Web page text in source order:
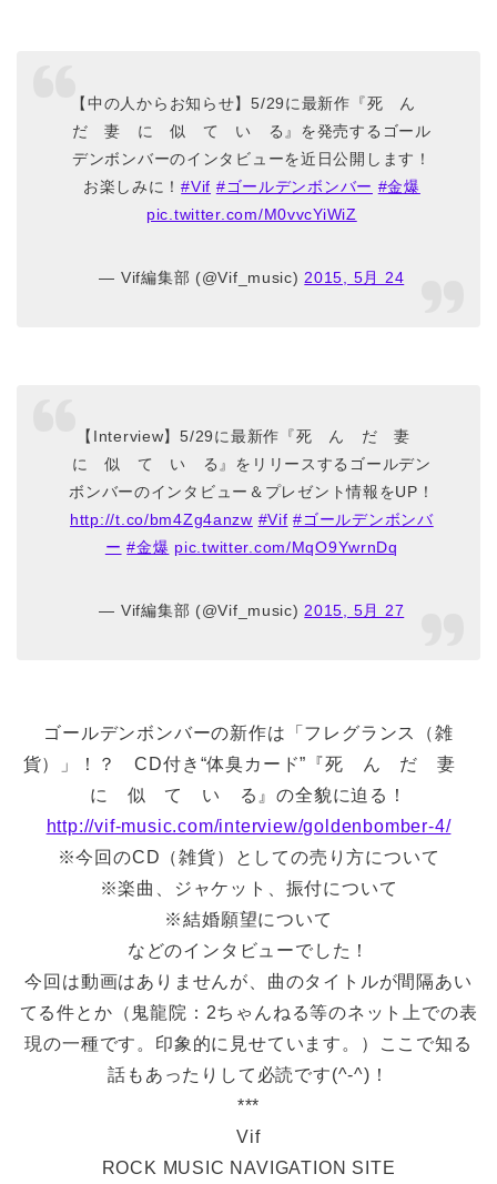
【中の人からお知らせ】5/29に最新作『死 ん
だ 妻 に 似 て い る』を発売するゴール
デンボンバーのインタビューを近日公開します！
お楽しみに！#Vif #ゴールデンボンバー #金爆
pic.twitter.com/M0vvcYiWiZ
— Vif編集部 (@Vif_music) 2015, 5月 24
【Interview】5/29に最新作『死 ん だ 妻
に 似 て い る』をリリースするゴールデン
ボンバーのインタビュー＆プレゼント情報をUP！
http://t.co/bm4Zg4anzw #Vif #ゴールデンボンバ
ー #金爆 pic.twitter.com/MqO9YwrnDq
— Vif編集部 (@Vif_music)2015, 5月 27
ゴールデンボンバーの新作は「フレグランス（雑
貨）」！？ CD付き“体臭カード”『死 ん だ 妻
に 似 て い る』の全貌に迫る！
http://vif-music.com/interview/goldenbomber-4/
※今回のCD（雑貨）としての売り方について
※楽曲、ジャケット、振付について
※結婚願望について
などのインタビューでした！
今回は動画はありませんが、曲のタイトルが間隔あい
てる件とか（鬼龍院：2ちゃんねる等のネット上での表
現の一種です。印象的に見せています。）ここで知る
話もあったりして必読です(^-^)！
***
Vif
ROCK MUSIC NAVIGATION SITE